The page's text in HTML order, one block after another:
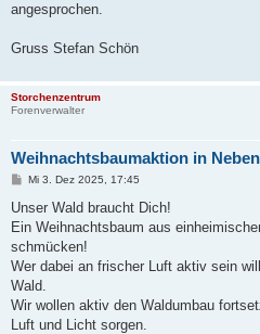
angesprochen.
Gruss Stefan Schön
Storchenzentrum
Forenverwalter
Weihnachtsbaumaktion in
B
i
r
a
Mi 3. Dez 2025, 17:45
Unser Wald braucht Dich!
Ein Weihnachtsbaum aus
schmücken!
Wer dabei an frischer Luft aktiv sein
Wald.
Wir wollen aktiv den Waldumbau
Luft und Licht sorgen.